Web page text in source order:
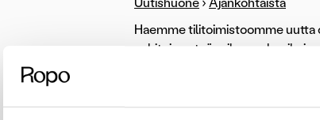
Haemme tilitoimistoomme uutta
vakituisen työpaikan
Haemme tilitoimistoomme